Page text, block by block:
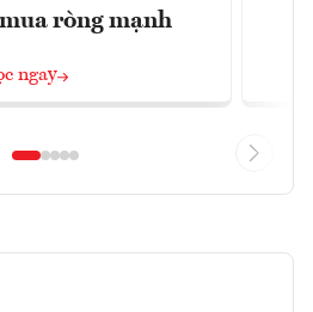
ròng mạnh
ngay